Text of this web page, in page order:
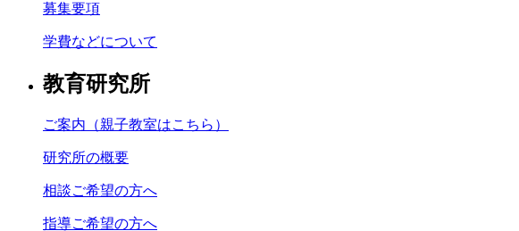
募集要項
学費などについて
教育研究所
ご案内（親子教室はこちら）
研究所の概要
相談ご希望の方へ
指導ご希望の方へ